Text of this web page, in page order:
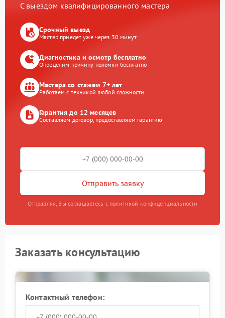
С выездом квалифицированного мастера
Срочный выезд
Мастер приедет уже через 30 минут
Диагностика и осмотр бесплатно
Определим причину поломки бесплатно
Мастера со стажем 7+ лет
Работаем с техникой любой сложности
Гарантия до 12 месяцев
Составляем договор, предоставляем гарантию
Отправить заявку
Отправляя, Вы соглашаетесь с политикой конфиденциальности
Заказать консультацию
Контактный телефон: